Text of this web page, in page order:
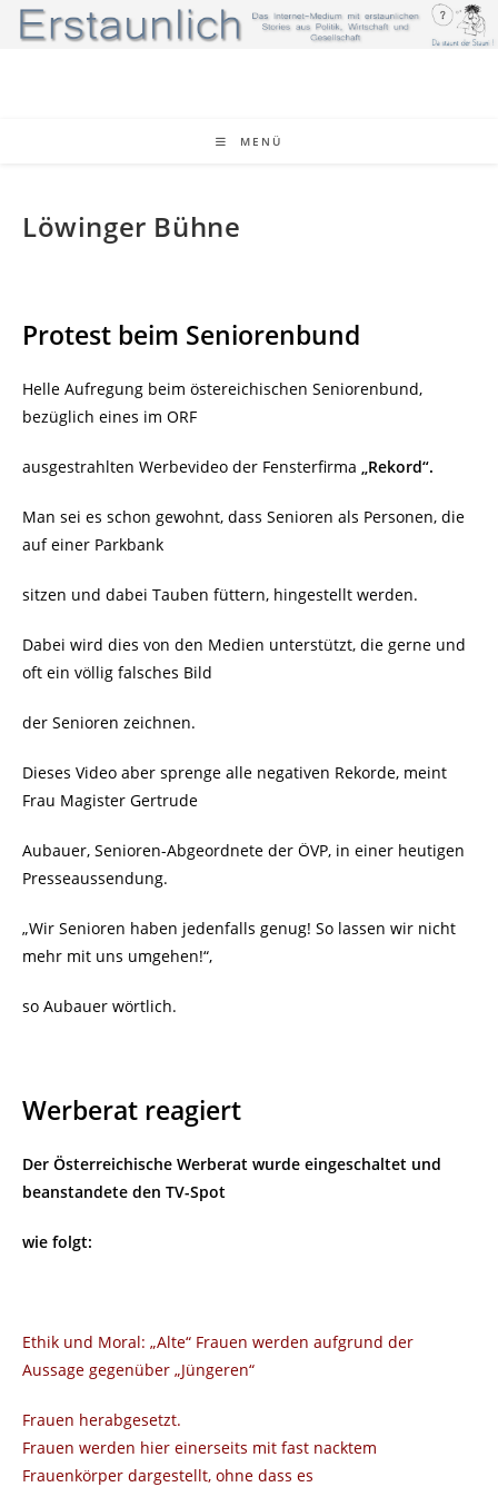
Zum
Inhalt
MENÜ
Löwinger Bühne
Protest beim Seniorenbund
Helle Aufregung beim östereichischen Seniorenbund,
bezüglich eines im ORF
ausgestrahlten Werbevideo der Fensterfirma „Rekord“.
Man sei es schon gewohnt, dass Senioren als Personen, die
auf einer Parkbank
sitzen und dabei Tauben füttern, hingestellt werden.
Dabei wird dies von den Medien unterstützt, die gerne und
oft ein völlig falsches Bild
der Senioren zeichnen.
Dieses Video aber sprenge alle negativen Rekorde, meint
Frau Magister Gertrude
Aubauer, Senioren-Abgeordnete der ÖVP, in einer heutigen
Presseaussendung.
„Wir Senioren haben jedenfalls genug! So lassen wir nicht
mehr mit uns umgehen!“,
so Aubauer wörtlich.
Werberat reagiert
Der Österreichische Werberat wurde eingeschaltet und
beanstandete den TV-Spot
wie folgt:
Ethik und Moral: „Alte“ Frauen werden aufgrund der
Aussage gegenüber „Jüngeren“
Frauen herabgesetzt.
Frauen werden hier einerseits mit fast nacktem
Frauenkörper dargestellt, ohne dass es